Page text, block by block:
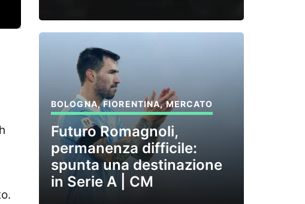
BOLOGNA,FIORENTINA,MERCATO
Futuro Romagnoli,
permanenza difficile:
spunta una destinazione
in Serie A | CM